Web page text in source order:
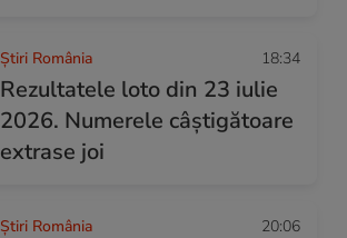
Știri România 18:34
Rezultatele loto din 23 iulie
2026. Numerele câștigătoare
extrase joi
Știri România 20:06